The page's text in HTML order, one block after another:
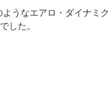
した。